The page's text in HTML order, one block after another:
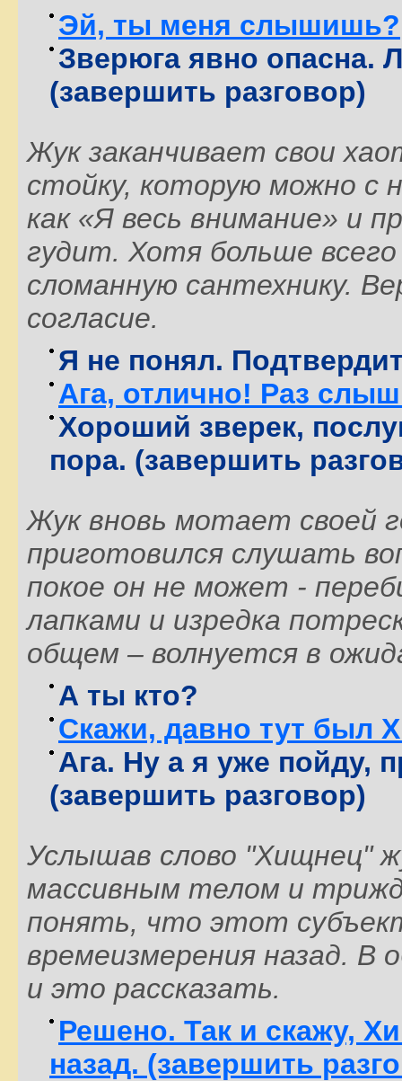
Эй, ты меня слышишь?
Зверюга явно опасна.
(завершить разговор)
Жук заканчивает свои
стойку, которую можно с
как «Я весь внимание» и
гудит. Хотя больше
сломанную сантехнику.
согласие.
Я не понял.
Ага, отлично! Раз
Хороший зверек,
пора. (завершить
Жук вновь мотает своей
приготовился слушать
покое он не может -
лапками и изредка
общем – волнуется в
А ты кто?
Скажи, давно тут был
Ага. Ну а я уже пойду,
(завершить разговор)
Услышав слово "Хищнец"
массивным телом и
понять, что этот
времеизмерения назад. В
и это рассказать.
Решено. Так и скажу,
назад. (завершить